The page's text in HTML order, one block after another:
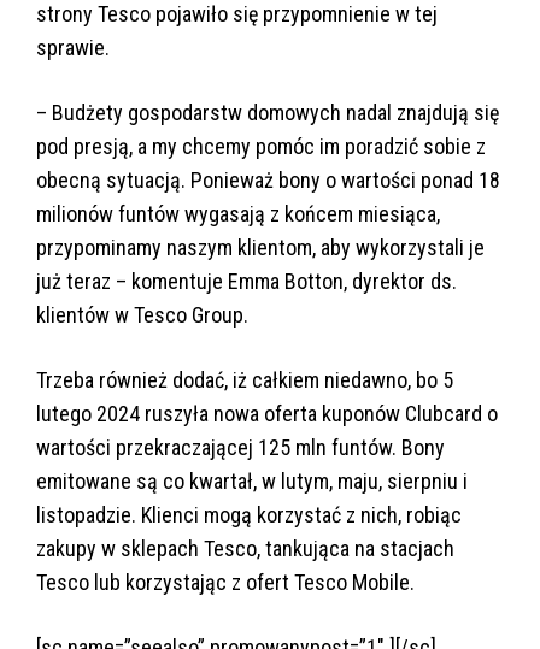
strony Tesco pojawiło się przypomnienie w tej
sprawie.
– Budżety gospodarstw domowych nadal znajdują się
pod presją, a my chcemy pomóc im poradzić sobie z
obecną sytuacją. Ponieważ bony o wartości ponad 18
milionów funtów wygasają z końcem miesiąca,
przypominamy naszym klientom, aby wykorzystali je
już teraz – komentuje Emma Botton, dyrektor ds.
klientów w Tesco Group.
Trzeba również dodać, iż całkiem niedawno, bo 5
lutego 2024 ruszyła nowa oferta kuponów Clubcard o
wartości przekraczającej 125 mln funtów. Bony
emitowane są co kwartał, w lutym, maju, sierpniu i
listopadzie. Klienci mogą korzystać z nich, robiąc
zakupy w sklepach Tesco, tankująca na stacjach
Tesco lub korzystając z ofert Tesco Mobile.